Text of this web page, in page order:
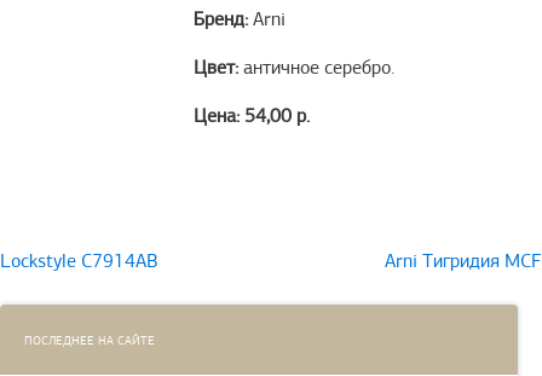
Бренд: Arni
Цвет: античное серебро.
Цена: 54,00 р.
Навигация
по
записям
Lockstyle C7914AB Arni Тигридия MCF
ПОСЛЕДНЕЕ НА САЙТЕ